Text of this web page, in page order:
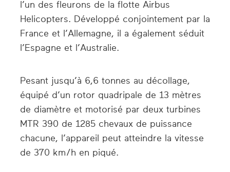
l’un des fleurons de la flotte Airbus
Helicopters. Développé conjointement par la
France et l’Allemagne, il a également séduit
l’Espagne et l’Australie.
Pesant jusqu’à 6,6 tonnes au décollage,
équipé d’un rotor quadripale de 13 mètres
de diamètre et motorisé par deux turbines
MTR 390 de 1285 chevaux de puissance
chacune, l’appareil peut atteindre la vitesse
de 370 km/h en piqué.